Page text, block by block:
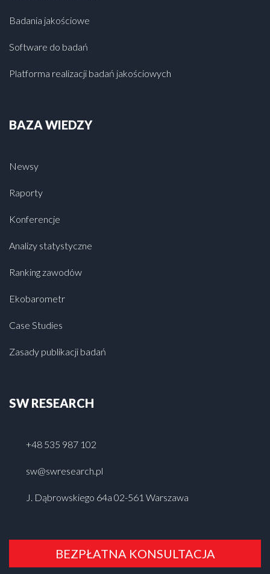
Badania jakościowe
Software do badań
Platforma realizacji badań jakościowych
BAZA WIEDZY
Newsy
Raporty
Konferencje
Analizy statystyczne
Ranking zawodów
Ekobarometr
Case Studies
Zasady publikacji badań
SW RESEARCH
+48 535 987 102
sw@swresearch.pl
J. Dąbrowskiego 64a 02-561 Warszawa
BEZPŁATNA KONSULTACJA